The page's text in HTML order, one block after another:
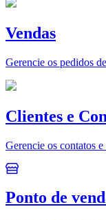
Vendas
Gerencie os pedidos
Clientes e
Gerencie os contatos
Ponto de